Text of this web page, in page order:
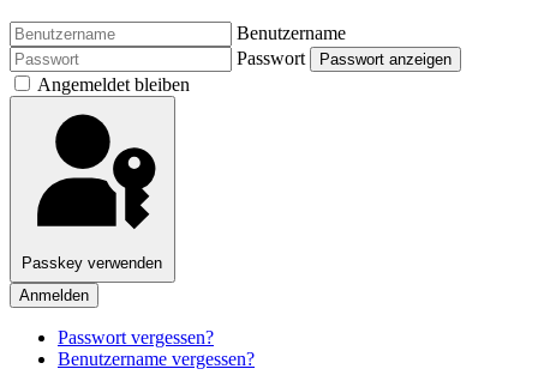
Benutzername
Passwort
Passwort anzeigen
Angemeldet bleiben
Passkey verwenden
Anmelden
Passwort vergessen?
Benutzername vergessen?